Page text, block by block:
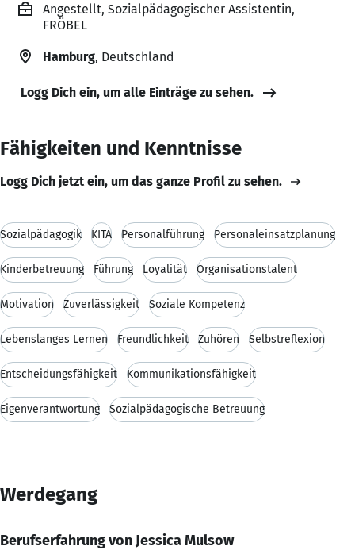
Angestellt, Sozialpädagogischer Assistentin,
FRÖBEL
Hamburg, Deutschland
Logg Dich ein, um alle Einträge zu sehen.
Fähigkeiten und Kenntnisse
Logg Dich jetzt ein, um das ganze Profil zu sehen.
Sozialpädagogik KITA Personalführung Personaleinsatzplanung
Kinderbetreuung Führung Loyalität Organisationstalent
Motivation Zuverlässigkeit Soziale Kompetenz
Lebenslanges Lernen Freundlichkeit Zuhören Selbstreflexion
Entscheidungsfähigkeit Kommunikationsfähigkeit
Eigenverantwortung Sozialpädagogische Betreuung
Werdegang
Berufserfahrung von Jessica Mulsow